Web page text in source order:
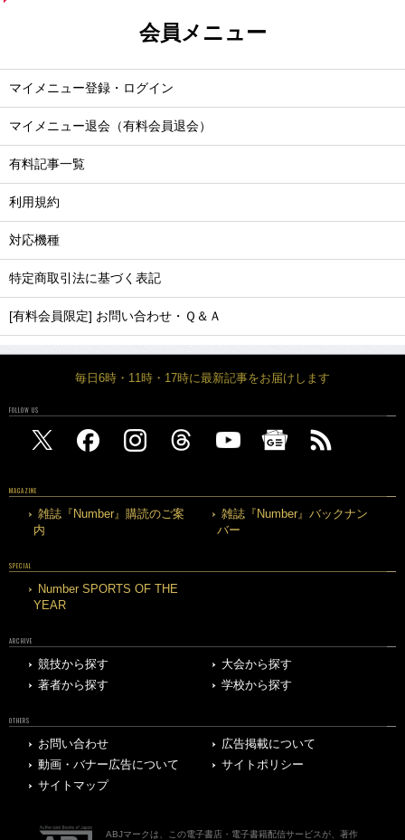
会員メニュー
マイメニュー登録・ログイン
マイメニュー退会（有料会員退会）
有料記事一覧
利用規約
対応機種
特定商取引法に基づく表記
[有料会員限定] お問い合わせ・Ｑ＆Ａ
毎日6時・11時・17時に最新記事をお届けします
FOLLOW US
MAGAZINE
雑誌『Number』購読のご案
内
雑誌『Number』バックナン
バー
SPECIAL
Number SPORTS OF THE
YEAR
ARCHIVE
競技から探す
大会から探す
著者から探す
学校から探す
OTHERS
お問い合わせ
広告掲載について
動画・バナー広告について
サイトポリシー
サイトマップ
ABJマークは、この電子書店・電子書籍配信サービスが、著作